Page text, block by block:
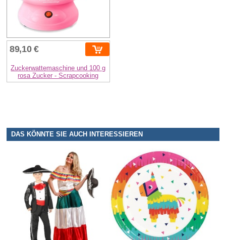
89,10 €
Zuckerwattemaschine und 100 g
rosa Zucker - Scrapcooking
DAS KÖNNTE SIE AUCH INTERESSIEREN